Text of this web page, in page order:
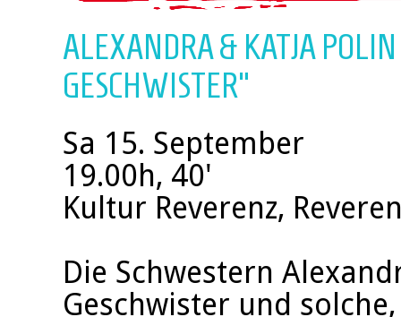
ALEXANDRA & KATJA
GESCHWISTER"
Sa 15. September
19.00h, 40'
Kultur Reverenz,
Die Schwestern
Geschwister und